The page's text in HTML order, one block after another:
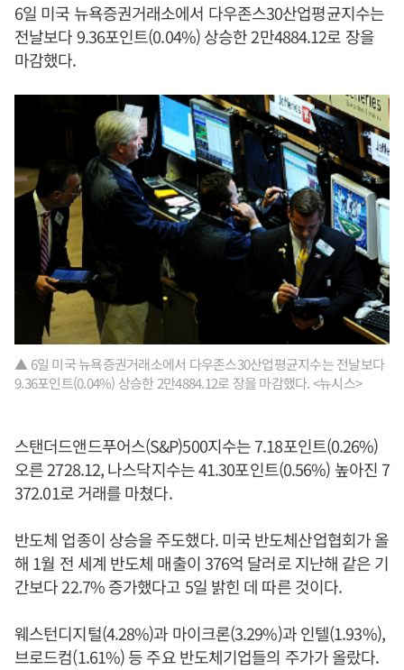
6일 미국 뉴욕증권거래소에서 다우존스30산업평균지수는
전날보다 9.36포인트(0.04%) 상승한 2만4884.12로 장을
마감했다.
▲ 6일 미국 뉴욕증권거래소에서 다우존스30산업평균지수는 전날보다
9.36포인트(0.04%) 상승한 2만4884.12로 장을 마감했다. <뉴시스>
스탠더드앤드푸어스(S&P)500지수는 7.18포인트(0.26%)
오른 2728.12, 나스닥지수는 41.30포인트(0.56%) 높아진 7
372.01로 거래를 마쳤다.
반도체 업종이 상승을 주도했다. 미국 반도체산업협회가 올
해 1월 전 세계 반도체 매출이 376억 달러로 지난해 같은 기
간보다 22.7% 증가했다고 5일 밝힌 데 따른 것이다.
웨스턴디지털(4.28%)과 마이크론(3.29%)과 인텔(1.93%),
브로드컴(1.61%) 등 주요 반도체기업들의 주가가 올랐다.